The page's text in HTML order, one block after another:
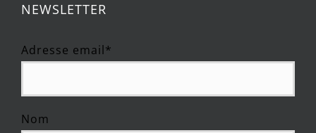
NEWSLETTER
Adresse email*
Nom